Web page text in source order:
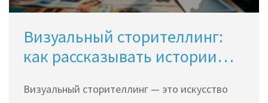
Визуальный сторителлинг:
как рассказывать истории
Визуальный сторителлинг — это искусство